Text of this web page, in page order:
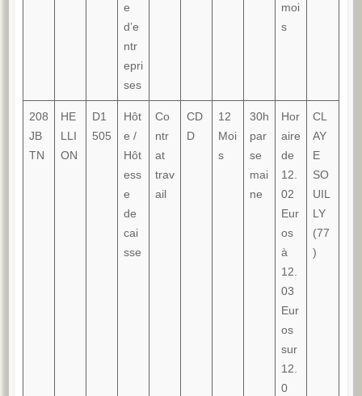
e
d’e
ntr
epri
ses
moi
s
208
JB
TN
HE
LLI
ON
D1
505
Hôt
e /
Hôt
ess
e
de
cai
sse
Co
ntr
at
trav
ail
CD
D
12
Moi
s
30h
par
se
mai
ne
Hor
aire
de
12.
02
Eur
os
à
12.
03
Eur
os
sur
12.
0
CL
AY
E
SO
UIL
LY
(77
)